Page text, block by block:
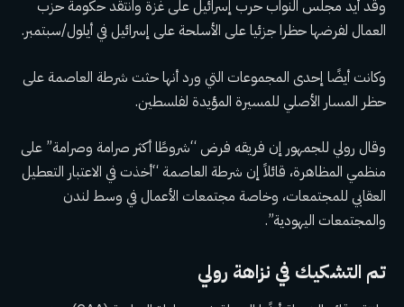
وقد أيد مجلس النواب حرب إسرائيل على غزة وانتقد حكومة حزب
العمال لفرضها حظرا جزئيا على الأسلحة على إسرائيل في أيلول/سبتمبر.
وكانت أيضًا إحدى المجموعات التي ورد أنها حثت شرطة العاصمة على
حظر المسار الأصلي للمسيرة المؤيدة لفلسطين.
وقال رولي للجمهور إن فريقه فرض “شروطًا أكثر صرامة وصرامة” على
منظمي المظاهرة، قائلاً إن شرطة العاصمة “أخذت في الاعتبار التعطيل
العقابي للمجتمعات، وخاصة مجتمعات الأعمال في وسط لندن
والمجتمعات اليهودية”.
تم التشكيك في نزاهة رولي